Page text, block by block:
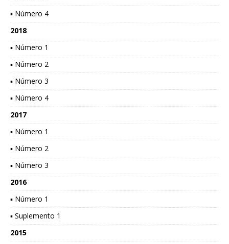
▪ Número 4
2018
▪ Número 1
▪ Número 2
▪ Número 3
▪ Número 4
2017
▪ Número 1
▪ Número 2
▪ Número 3
2016
▪ Número 1
▪ Suplemento 1
2015